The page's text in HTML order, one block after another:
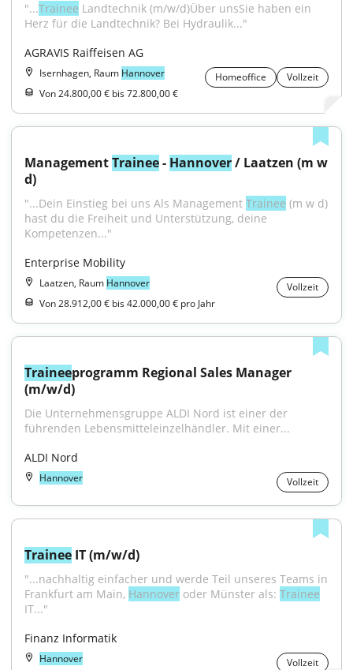
"...Trainee Landtechnik (m/w/d)Über unsSie haben ein
Herz für die Landtechnik? Bei Hydraulik..."
AGRAVIS Raiffeisen AG
Isernhagen, Raum Hannover Homeoffice
Vollzeit
Von 24.800,00 € bis 72.800,00 €
Management Trainee - Hannover / Laatzen (m w
d)
"...Dein Einstieg bei uns Als Management Trainee (m w d)
hast du die Freiheit und Unterstützung, deine
Kompetenzen..."
Enterprise Mobility
Laatzen, Raum Hannover
Vollzeit
Von 28.912,00 € bis 42.000,00 € pro Jahr
Traineeprogramm Regional Sales Manager
(m/w/d)
Die Unternehmensgruppe ALDI Nord ist einer der
führenden Lebensmitteleinzelhändler. Mit einer...
ALDI Nord
Hannover Vollzeit
Trainee IT (m/w/d)
"...nachhaltig einfacher und werde Teil unseres Teams in
Frankfurt am Main, Hannover oder Münster als: Trainee
IT..."
Finanz Informatik
Hannover Vollzeit